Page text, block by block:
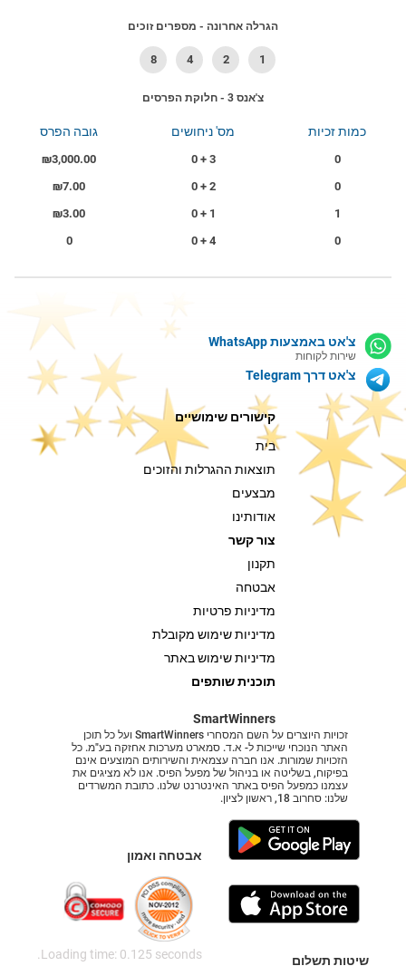
הגרלה אחרונה - מספרים זוכים
8 4 2 1
צ'אנס 3 - חלוקת הפרסים
כמות זכיות מס' ניחושים גובה הפרס
0
0
1
0
3 + 0
2 + 0
1 + 0
4 + 0
₪3,000.00
₪7.00
₪3.00
0
צ'אט באמצעות WhatsApp
שירות לקוחות
צ'אט דרך Telegram
קישורים שימושיים
בית
תוצאות ההגרלות והזוכים
מבצעים
אודותינו
צור קשר
תקנון
אבטחה
מדיניות פרטיות
מדיניות שימוש מקובלת
מדיניות שימוש באתר
תוכנית שותפים
SmartWinners
זכויות היוצרים על השם המסחרי SmartWinners ועל כל תוכן
האתר הנוכחי שייכות ל- א.ד. סמארט מערכות אחזקה בע"מ. כל
הזכויות שמורות. אנו חברה עצמאית והשירותים המוצעים אינם
בפיקוח, בשליטה או בניהול של מפעל הפיס. אנו לא מציגים את
עצמנו כמפעל הפיס באתר האינטרנט שלנו. כתובת המשרדים
שלנו: סחרוב 18, ראשון לציון.
שיטות תשלום
אבטחה ואמון
Loading time: 0.125 seconds.